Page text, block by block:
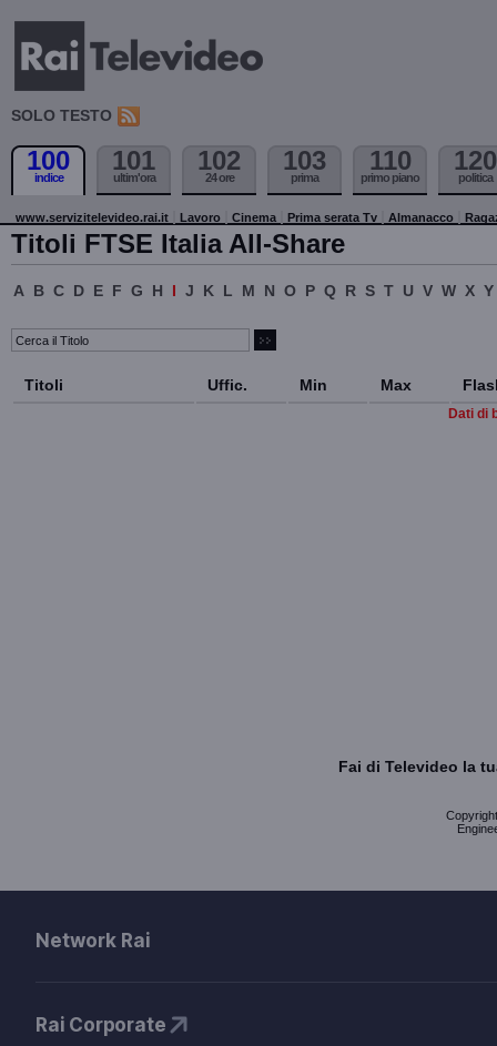
SOLO TESTO
100
indice
101
ultim'ora
102
24 ore
103
prima
110
primo piano
120
politica
www.servizitelevideo.rai.it Lavoro Cinema Prima serata Tv Almanacco
Titoli FTSE Italia All-Share
A B C D E F G H I J K L M N O P Q R S T U V W X Y
Titoli Uffic. Min Max
Dati di
Fai di Televideo la